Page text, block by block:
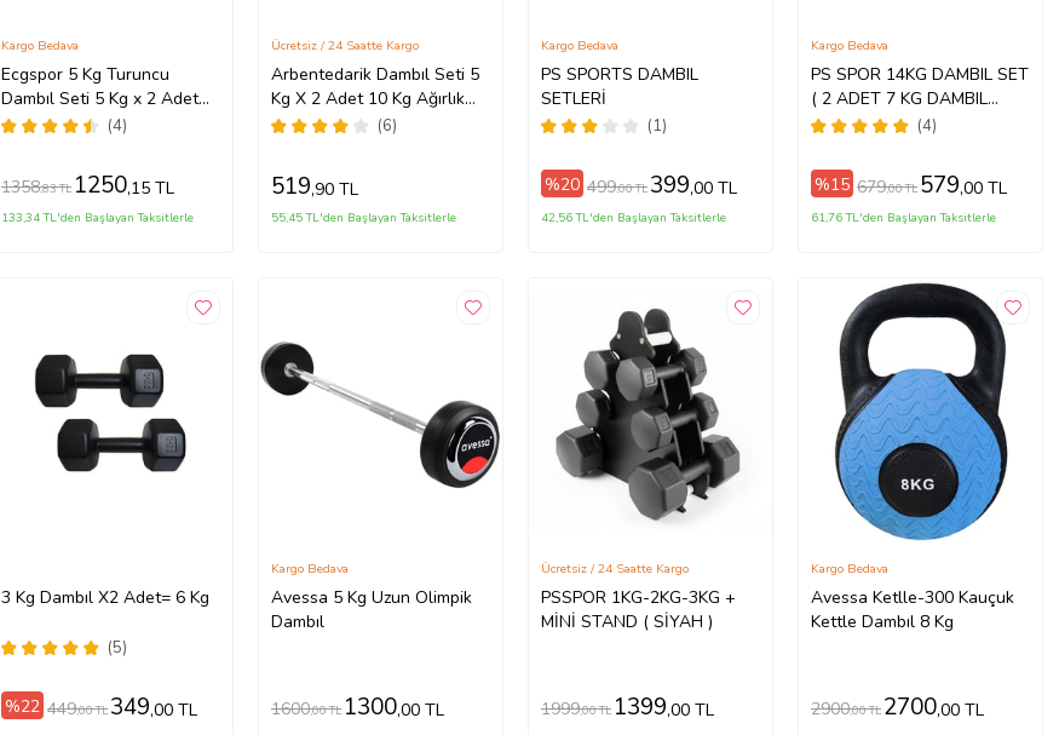
Ecgspor 5 Kg Turuncu
Dambıl Seti 5 Kg x 2 Adet
Toplam 10 Kg Ağırlık Seti
(4)
Kargo Bedava
1358,83 TL 1250,15 TL
133,34 TL'den Başlayan Taksitlerle
Arbentedarik Dambıl Seti 5
Kg X 2 Adet 10 Kg Ağırlık
Seti Dumbell Set
(6)
Ücretsiz / 24 Saatte Kargo
519,90 TL
55,45 TL'den Başlayan Taksitlerle
PS SPORTS DAMBIL
SETLERİ
(1)
Kargo Bedava
%20 499,00 TL 399,00 TL
42,56 TL'den Başlayan Taksitlerle
PS SPOR 14KG DAMBIL SET
( 2 ADET 7 KG DAMBIL
GÖNDERİM YAPILIR )
(4)
Kargo Bedava
%15 679,00 TL 579,00 TL
61,76 TL'den Başlayan Taksitlerle
3 Kg Dambıl X2 Adet= 6 Kg
(5)
%22 449,00 TL 349,00 TL
Avessa 5 Kg Uzun Olimpik
Dambıl
Kargo Bedava
1600,00 TL 1300,00 TL
PSSPOR 1KG-2KG-3KG +
MİNİ STAND ( SİYAH )
Ücretsiz / 24 Saatte Kargo
1999,00 TL 1399,00 TL
Avessa Ketlle-300 Kauçuk
Kettle Dambıl 8 Kg
Kargo Bedava
2900,00 TL 2700,00 TL